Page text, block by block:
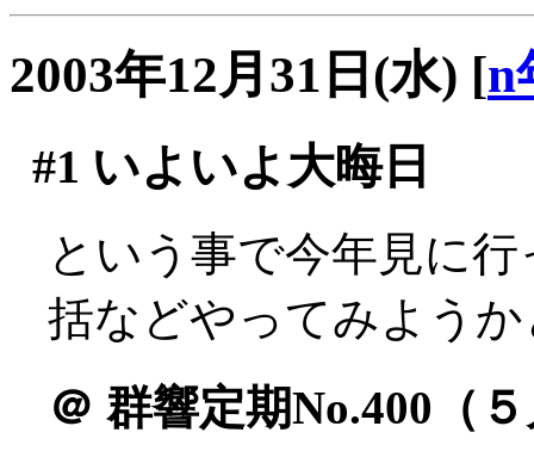
2003年12月31日(水) [n
#1 いよいよ大晦日
という事で今年見に
括などやってみよう
＠ 群響定期No.400（